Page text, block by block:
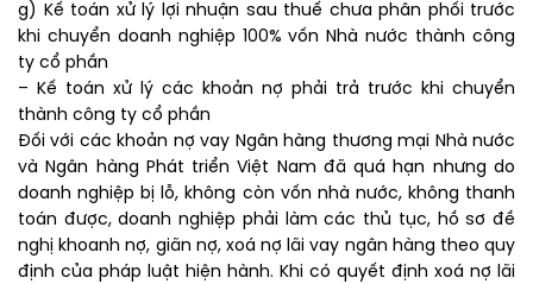
g) Kế toán xử lý lợi nhuận sau thuế chưa phân phối trước
khi chuyển doanh nghiệp 100% vốn Nhà nước thành công
ty cổ phần
– Kế toán xử lý các khoản nợ phải trả trước khi chuyển
thành công ty cổ phần
Đối với các khoản nợ vay Ngân hàng thương mại Nhà nước
và Ngân hàng Phát triển Việt Nam đã quá hạn nhưng do
doanh nghiệp bị lỗ, không còn vốn nhà nước, không thanh
toán được, doanh nghiệp phải làm các thủ tục, hồ sơ đề
nghị khoanh nợ, giãn nợ, xoá nợ lãi vay ngân hàng theo quy
định của pháp luật hiện hành. Khi có quyết định xoá nợ lãi